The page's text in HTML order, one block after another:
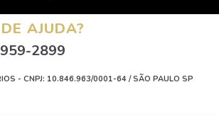
AJUDA?
2899
- CNPJ: 10.846.963/0001-64 / SÃO PAULO SP